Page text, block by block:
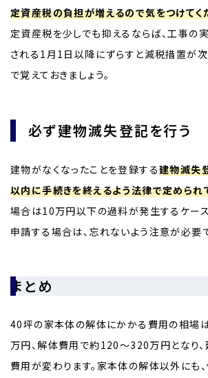
定資産税の負担が増えるので気をつけてく
定資産税を少しでも抑えるならば、工事の
される1月1日以降にずらすと減税措置が
で覚えておきましょう。
必ず建物滅失登記を行う
建物がなくなったことを登録する建物滅失
以内に手続きを終えるよう法律で定められ
場合は10万円以下の過料が発生するケー
申請する場合は、忘れないよう注意が必要で
まとめ
40坪の家本体の解体にかかる費用の相場
万円、解体費用で約120～320万円となり、
費用が変わります。家本体の解体以外にも